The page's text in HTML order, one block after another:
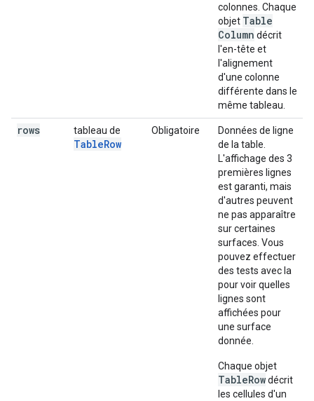
colonnes. Chaque
objet Table
Column décrit
l'en-tête et
l'alignement
d'une colonne
différente dans le
même tableau.
rows tableau de
TableRow
Obligatoire
Données de ligne
de la table.
L'affichage des 3
premières lignes
est garanti, mais
d'autres peuvent
ne pas apparaître
sur certaines
surfaces. Vous
pouvez effectuer
des tests avec la
pour voir quelles
lignes sont
affichées pour
une surface
donnée.
Chaque objet
TableRowdécrit
les cellules d'un